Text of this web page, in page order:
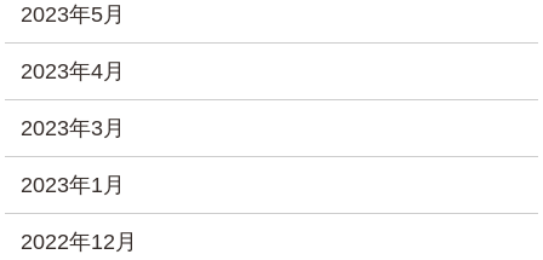
2023年5月
2023年4月
2023年3月
2023年1月
2022年12月